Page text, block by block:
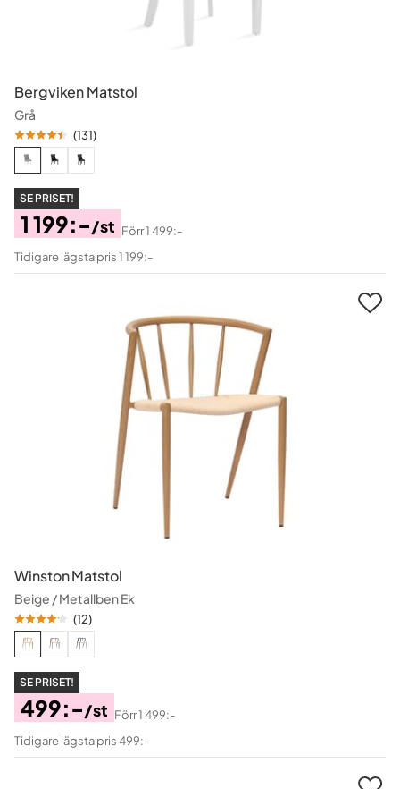
Bergviken Matstol
Grå
(131)
SE PRISET!
Pris
1 199:-/st
Original
Pris
Förr1 499:-
Tidigare lägsta pris 1 199:-
Winston Matstol
Beige / Metallben Ek
(12)
SE PRISET!
Pris
499:-/st
Original
Pris
Förr1 499:-
Tidigare lägsta pris 499:-